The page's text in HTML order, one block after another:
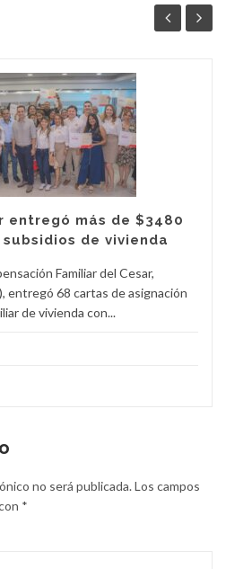
entregó más de $3480
de vivienda
Familiar del Cesar,
entregó 68 cartas de asignación
de vivienda con...
no será publicada.Los campos
*